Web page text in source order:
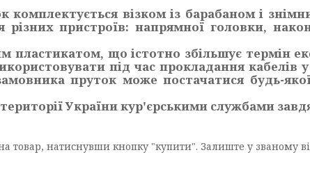
візком із барабаном і
пристроїв: напрямної головки,
що істотно збільшує термін
під час прокладання кабелів
пруток може постачатися будь-
України кур'єрськими службами
натиснувши кнопку "купити". Залиште у званому